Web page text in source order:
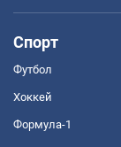
Спорт
Футбол
Хоккей
Формула-1